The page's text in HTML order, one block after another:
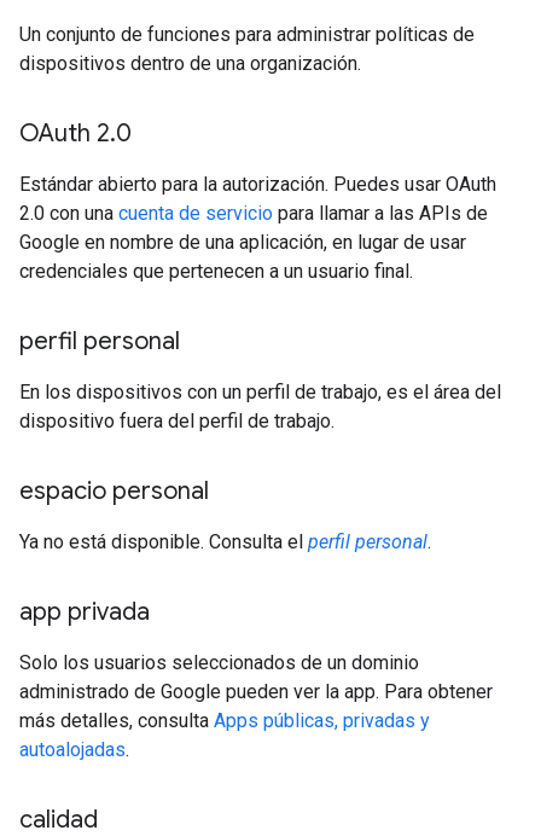
Un conjunto de funciones para administrar políticas de
dispositivos dentro de una organización.
OAuth 2.0
Estándar abierto para la autorización. Puedes usar OAuth
2.0 con una cuenta de servicio para llamar a las APIs de
Google en nombre de una aplicación, en lugar de usar
credenciales que pertenecen a un usuario final.
perfil personal
En los dispositivos con un perfil de trabajo, es el área del
dispositivo fuera del perfil de trabajo.
espacio personal
Ya no está disponible. Consulta el perfil personal.
app privada
Solo los usuarios seleccionados de un dominio
administrado de Google pueden ver la app. Para obtener
más detalles, consulta Apps públicas, privadas y
autoalojadas.
calidad